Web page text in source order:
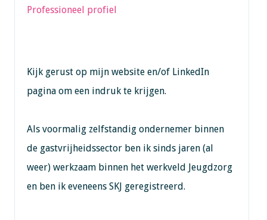
Professioneel profiel
Kijk gerust op mijn website en/of LinkedIn
pagina om een indruk te krijgen.
Als voormalig zelfstandig ondernemer binnen
de gastvrijheidssector ben ik sinds jaren (al
weer) werkzaam binnen het werkveld Jeugdzorg
en ben ik eveneens SKJ geregistreerd.